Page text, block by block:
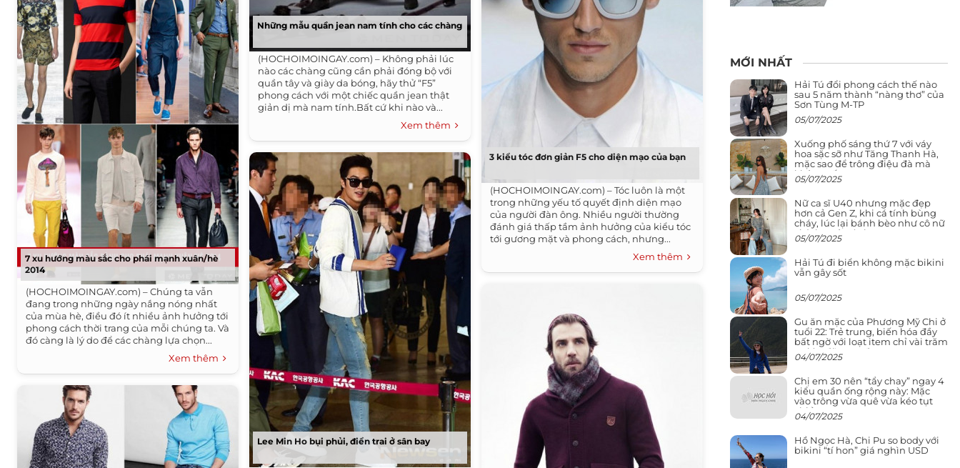
7 xu hướng màu sắc cho phái mạnh xuân/hè
2014
(HOCHOIMOINGAY.com) – Chúng ta vẫn
đang trong những ngày nắng nóng nhất
của mùa hè, điều đó ít nhiều ảnh hưởng tới
phong cách thời trang của mỗi chúng ta. Và
đó càng là lý do để các chàng lựa chọn...
Xem thêm
Những mẫu quần jean nam tính cho các chàng
(HOCHOIMOINGAY.com) – Không phải lúc
nào các chàng cũng cần phải đóng bộ với
quần tây và giày da bóng, hãy thử “F5”
phong cách với một chiếc quần jean thật
giản dị mà nam tính.Bất cứ khi nào và...
Xem thêm
Lee Min Ho bụi phủi, điển trai ở sân bay
3 kiểu tóc đơn giản F5 cho diện mạo của bạn
(HOCHOIMOINGAY.com) – Tóc luôn là một
trong những yếu tố quyết định diện mạo
của người đàn ông. Nhiều người thường
đánh giá thấp tầm ảnh hưởng của kiểu tóc
tới gương mặt và phong cách, nhưng...
Xem thêm
MỚI NHẤT
Hải Tú đổi phong cách thế nào
sau 5 năm thành “nàng thơ” của
Sơn Tùng M-TP
05/07/2025
Xuống phố sáng thứ 7 với váy
hoa sặc sỡ như Tăng Thanh Hà,
mặc sao để trông điệu đà mà
không sến
05/07/2025
Nữ ca sĩ U40 nhưng mặc đẹp
hơn cả Gen Z, khi cá tính bùng
cháy, lúc lại bánh bèo như cô nữ
chính ngôn tình
05/07/2025
Hải Tú đi biển không mặc bikini
vẫn gây sốt
05/07/2025
Gu ăn mặc của Phương Mỹ Chi ở
tuổi 22: Trẻ trung, biến hóa đầy
bất ngờ với loạt item chỉ vài trăm
nghìn đã mua được
04/07/2025
Chị em 30 nên “tẩy chay” ngay 4
kiểu quần ống rộng này: Mặc
vào trông vừa quê vừa kéo tụt
chiều cao
04/07/2025
Hồ Ngọc Hà, Chi Pu so body với
bikini “tí hon” giá nghìn USD